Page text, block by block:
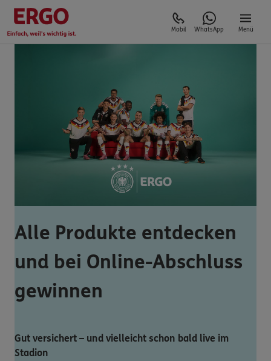
Mobil WhatsApp Menü
Alle Produkte entdecken
und bei Online-Abschluss
gewinnen
Gut versichert – und vielleicht schon bald live im
Stadion